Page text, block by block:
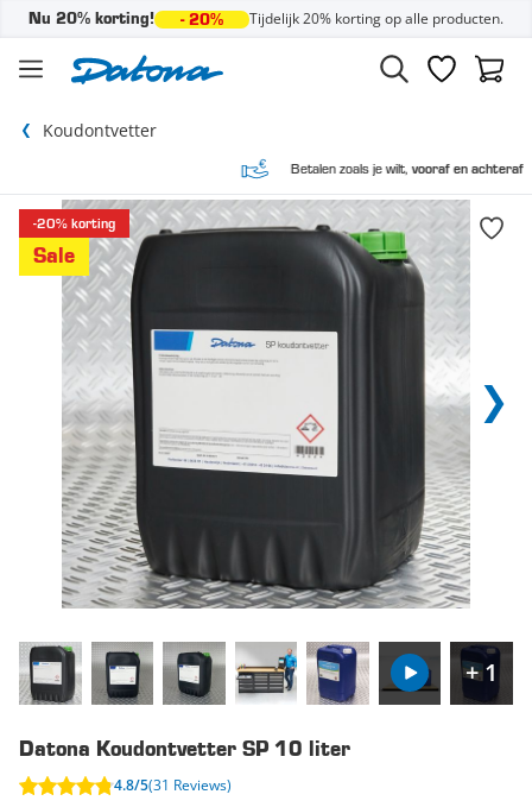
Nu 20% korting! - 20% Tijdelijk 20% korting op alle producten.
Verlanglijst
Koudontvetter
Betalen zoals je wilt,vooraf en achteraf
-20% korting
Sale
+ 1
Datona Koudontvetter SP 10 liter
4.8/5(31 Reviews)